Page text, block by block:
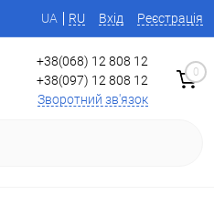
UA RU Вхід Реєстрація
+38(068) 12 808 12
+38(097) 12 808 12
Зворотний зв'язок
0